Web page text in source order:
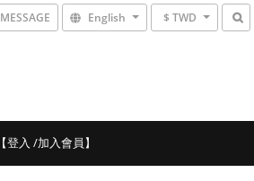
MESSAGE English $ TWD
【登入 /加入會員】